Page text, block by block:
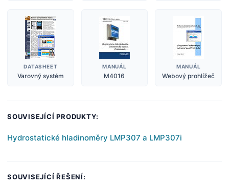
DATASHEET
Varovný systém
MANUÁL
M4016
MANUÁL
Webový prohlížeč
SOUVISEJÍCÍ PRODUKTY:
Hydrostatické hladinoměry LMP307 a LMP307i
SOUVISEJÍCÍ ŘEŠENÍ: